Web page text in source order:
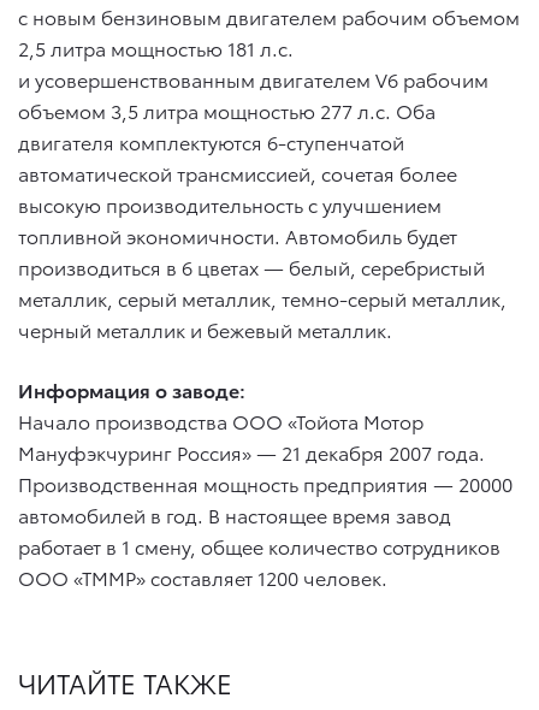
с новым бензиновым двигателем рабочим объемом
2,5 литра мощностью 181 л.с.
и усовершенствованным двигателем V6 рабочим
объемом 3,5 литра мощностью 277 л.с. Оба
двигателя комплектуются 6-ступенчатой
автоматической трансмиссией, сочетая более
высокую производительность с улучшением
топливной экономичности. Автомобиль будет
производиться в 6 цветах — белый, серебристый
металлик, серый металлик, темно-серый металлик,
черный металлик и бежевый металлик.
Информация о заводе:
Начало производства ООО «Тойота Мотор
Мануфэкчуринг Россия» — 21 декабря 2007 года.
Производственная мощность предприятия — 20000
автомобилей в год. В настоящее время завод
работает в 1 смену, общее количество сотрудников
ООО «ТММР» составляет 1200 человек.
ЧИТАЙТЕ ТАКЖЕ